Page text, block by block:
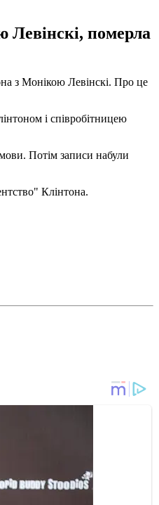
померла
з Монікою Левінскі. Про це
і співробітницею
Потім записи набули
Клінтона.